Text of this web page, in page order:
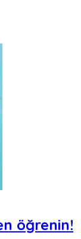
öğrenin!